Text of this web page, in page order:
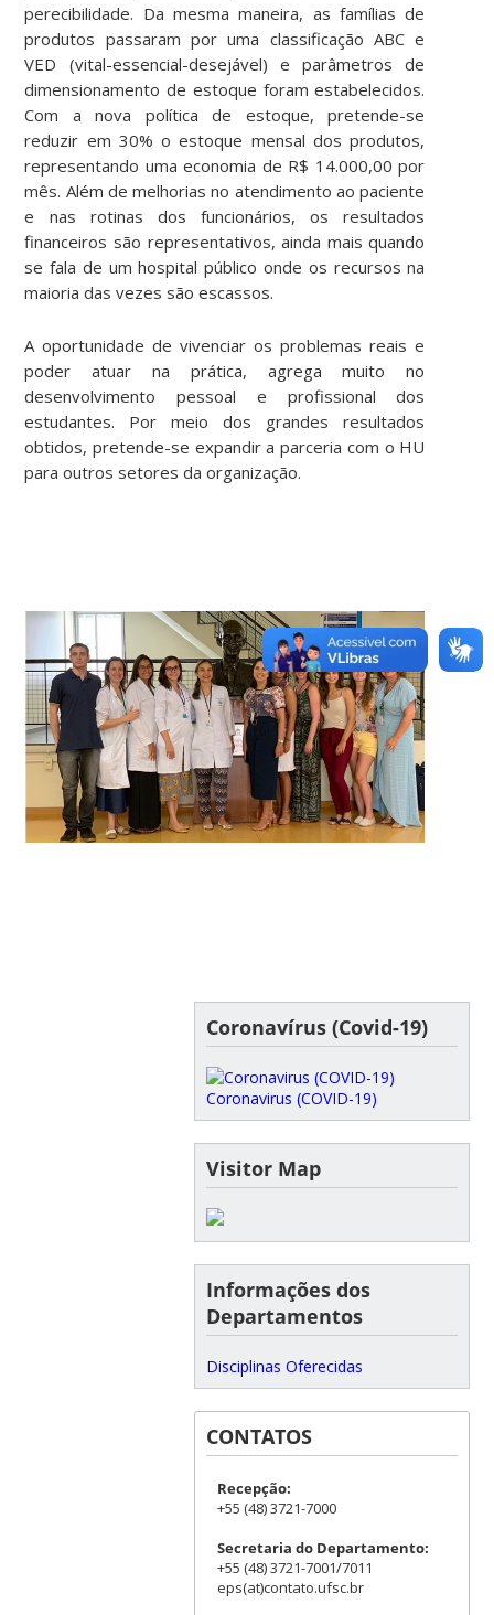
perecibilidade. Da mesma maneira, as famílias de
produtos passaram por uma classificação ABC e
VED (vital-essencial-desejável) e parâmetros de
dimensionamento de estoque foram estabelecidos.
Com a nova política de estoque, pretende-se
reduzir em 30% o estoque mensal dos produtos,
representando uma economia de R$ 14.000,00 por
mês. Além de melhorias no atendimento ao paciente
e nas rotinas dos funcionários, os resultados
financeiros são representativos, ainda mais quando
se fala de um hospital público onde os recursos na
maioria das vezes são escassos.
A oportunidade de vivenciar os problemas reais e
poder atuar na prática, agrega muito no
desenvolvimento pessoal e profissional dos
estudantes. Por meio dos grandes resultados
obtidos, pretende-se expandir a parceria com o HU
para outros setores da organização.
Coronavírus (Covid-19)
Coronavirus (COVID-19)
Visitor Map
Informações dos
Departamentos
Disciplinas Oferecidas
CONTATOS
Recepção:
+55 (48) 3721-7000
Secretaria do Departamento:
+55 (48) 3721-7001/7011
eps(at)contato.ufsc.br